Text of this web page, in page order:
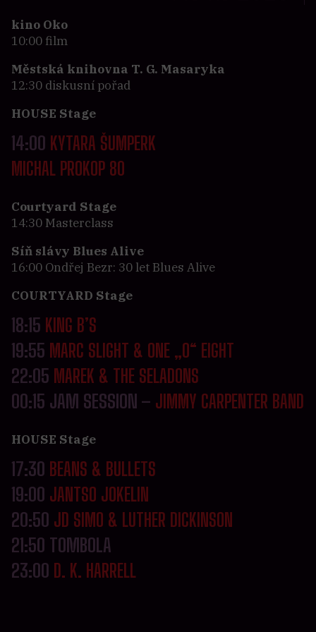
kino Oko
10:00 film
Městská knihovna T. G. Masaryka
12:30 diskusní pořad
HOUSE Stage
14:00 KYTARA ŠUMPERK
MICHAL PROKOP 80
Courtyard Stage
14:30 Masterclass
Síň slávy Blues Alive
16:00 Ondřej Bezr: 30 let Blues Alive
COURTYARD Stage
18:15 KING B’S
19:55 MARC SLIGHT & ONE „O“ EIGHT
22:05 MAREK & THE SELADONS
00:15 JAM SESSION – JIMMY CARPENTER BAND
HOUSE Stage
17:30 BEANS & BULLETS
19:00 JANTSO JOKELIN
20:50 JD SIMO & LUTHER DICKINSON
21:50 TOMBOLA
23:00 D. K. HARRELL